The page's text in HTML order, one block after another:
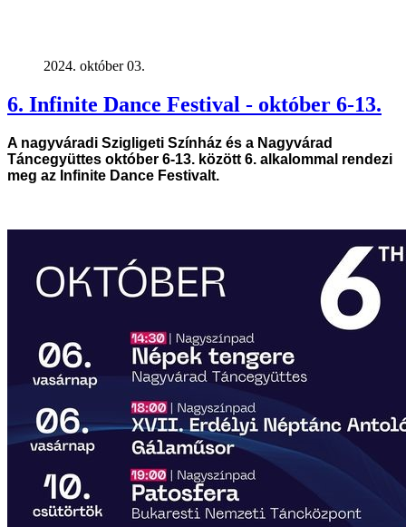
2024. október 03.
6. Infinite Dance Festival - október 6-13.
A nagyváradi Szigligeti Színház és a Nagyvárad
Táncegyüttes október 6-13. között 6. alkalommal rendezi
meg az Infinite Dance Festivalt.